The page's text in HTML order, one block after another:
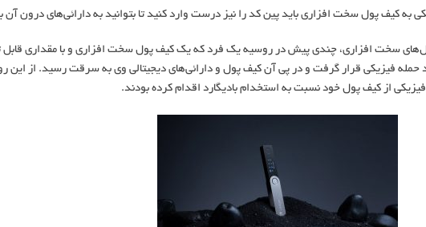
کیف پول سخت افزاری باید پین کد را نیز درست وارد کنید تا بتوانید به دارائی‌های درون آن
سخت افزاری، چندی پیش در روسیه یک فرد که یک کیف پول سخت افزاری و با مقداری قابل
فیزیکی قرار گرفت و در پی آن کیف پول و دارائی‌های دیجیتالی وی به سرقت رسید. از این رو
از کیف پول خود نسبت به استخدام بادیگارد اقدام کرده بودند.